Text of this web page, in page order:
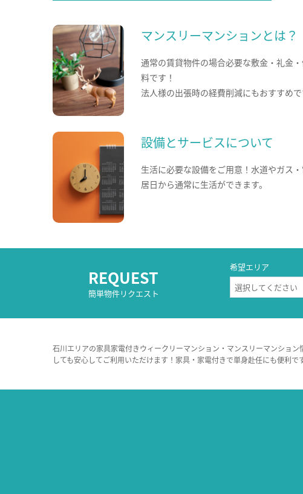
マンスリーマンションとは？
通常の賃貸物件の場合必要な敷金・礼金
料です！
法人様の出張時の経費削減にもおすすめで
設備とサービスについて
生活に必要な設備をご用意！水道やガス
居日から通常に生活ができます。
REQUEST
簡単物件リクエスト
希望エリア
石川エリアの家具家電付きウィークリーマンション・マンスリーマンショ
しても安心してご利用いただけます！家具・家電付きで単身赴任にも便利です